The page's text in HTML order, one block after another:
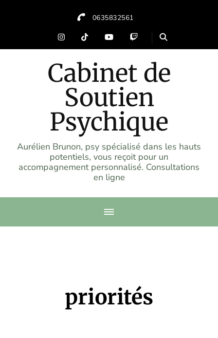
0635832561
Cabinet de
Soutien
Psychique
Aurélien Brunon, psy spécialisé dans les hauts
potentiels, vous reçoit pour un
accompagnement personnalisé. Consultations
en ligne
priorités